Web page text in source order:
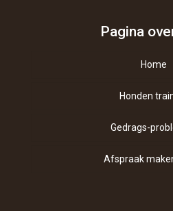
Pagina
Home
Honden
Gedrags-
Afspraak